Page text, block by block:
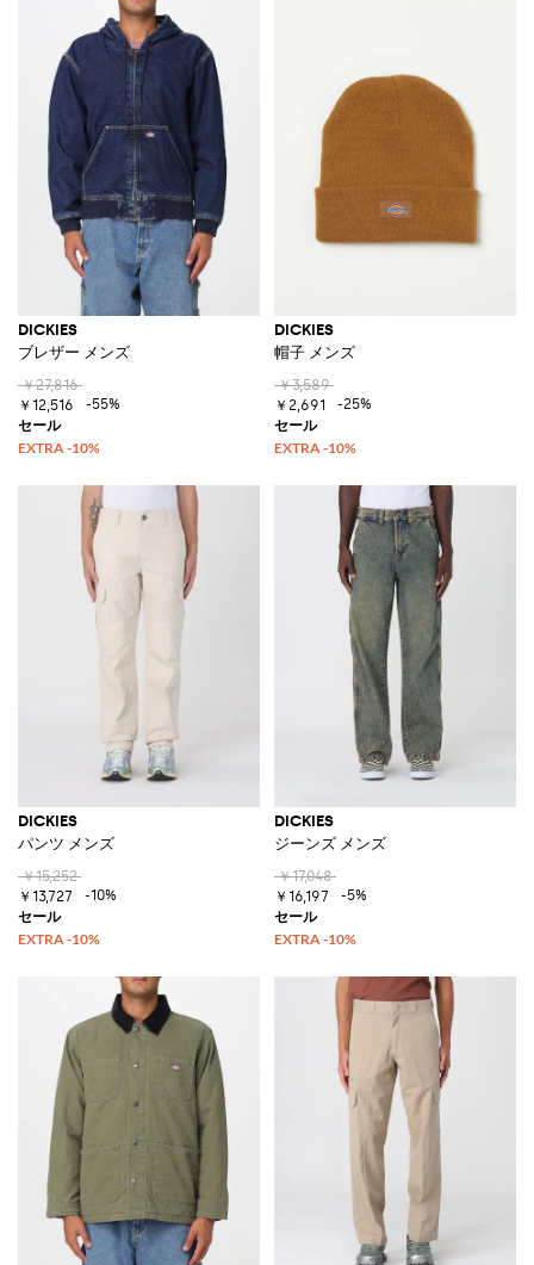
DICKIES
ブレザー メンズ
￥27,816
￥12,516
-55%
DICKIES
帽子 メンズ
￥3,589
￥2,691
-25%
DICKIES
パンツ メンズ
￥15,252
￥13,727
-10%
DICKIES
ジーンズ メンズ
￥17,048
￥16,197
-5%